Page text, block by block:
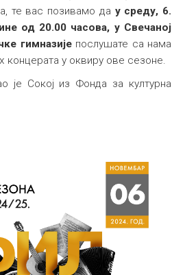
те вас позивамо да усреду, 6.
од 20.00 часова, у Свечаној
гимназијепослушате са нама
концерата у оквиру ове сезоне.
је Сокој из Фонда за културна